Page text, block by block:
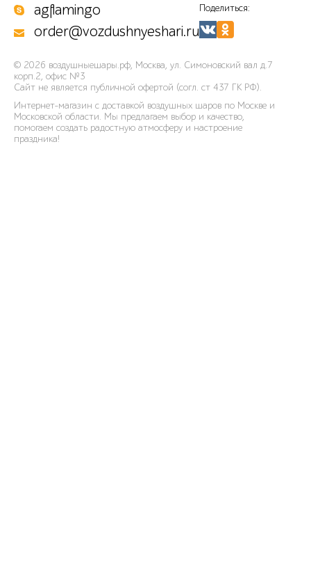
agflamingo
order@vozdushnyeshari.ru
Поделиться:
© 2026 воздушныешары.рф, Москва, ул. Симоновский вал д.7
корп.2, офис №3
Сайт не является публичной офертой (согл. ст 437 ГК РФ).
Интернет-магазин с доставкой воздушных шаров по Москве и
Московской области. Мы предлагаем выбор и качество,
помогаем создать радостную атмосферу и настроение
праздника!